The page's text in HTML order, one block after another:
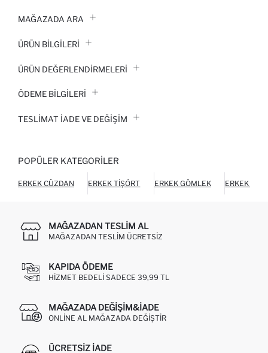
MAĞAZADA ARA
ÜRÜN BILGILERI
ÜRÜN DEĞERLENDİRMELERİ
ÖDEME BİLGİLERİ
TESLIMAT İADE VE DEĞIŞIM
POPÜLER KATEGORILER
ERKEK CÜZDAN ERKEK TIŞÖRT ERKEK GÖMLEK ERKEK
MAĞAZADAN TESLIM AL
MAĞAZADAN TESLIM ÜCRETSIZ
KAPIDA ÖDEME
HIZMET BEDELI SADECE 39,99 TL
MAĞAZADA DEĞIŞIM&İADE
ONLINE AL MAĞAZADA DEĞIŞTIR
ÜCRETSIZ IADE